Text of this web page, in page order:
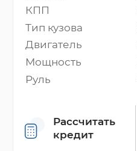
КПП
Тип кузова
Двигатель
Мощность
Руль
Рассчитать
кредит